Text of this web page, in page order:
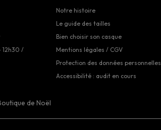
12h30 /
Notre histoire
Le guide des tailles
Bien choisir son casque
Mentions légales / CGV
Protection des données personnelles
Accessibilité : audit en cours
de Noël